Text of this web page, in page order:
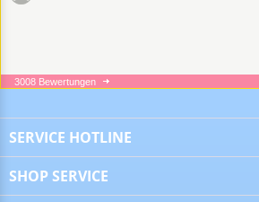
05.08.26▼
3008 Bewertungen
SERVICE HOTLINE
SHOP SERVICE